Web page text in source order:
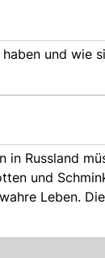
und wie
in Russland
und